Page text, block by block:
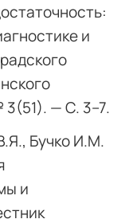
и
— С. 3–7.
Бучко И.М.
и